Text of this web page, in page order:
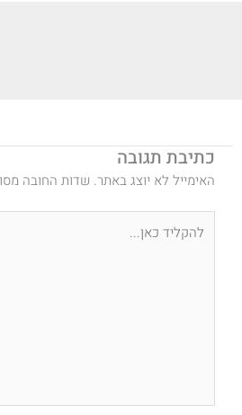
כתיבת תגובה
האימייל לא יוצג באתר. שדות החובה
כאן...